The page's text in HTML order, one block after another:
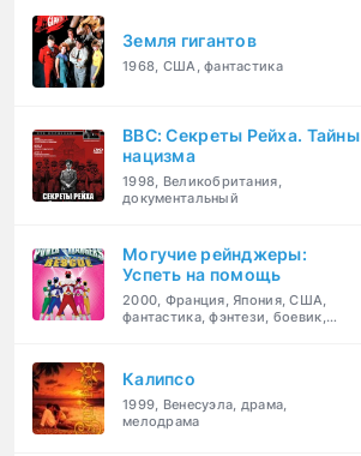
Земля гигантов
1968, США, фантастика
BBC: Секреты Рейха. Тайны
нацизма
1998, Великобритания,
документальный
Могучие рейнджеры:
Успеть на помощь
2000, Франция, Япония, США,
фантастика, фэнтези, боевик,
Калипсо
1999, Венесуэла, драма,
мелодрама